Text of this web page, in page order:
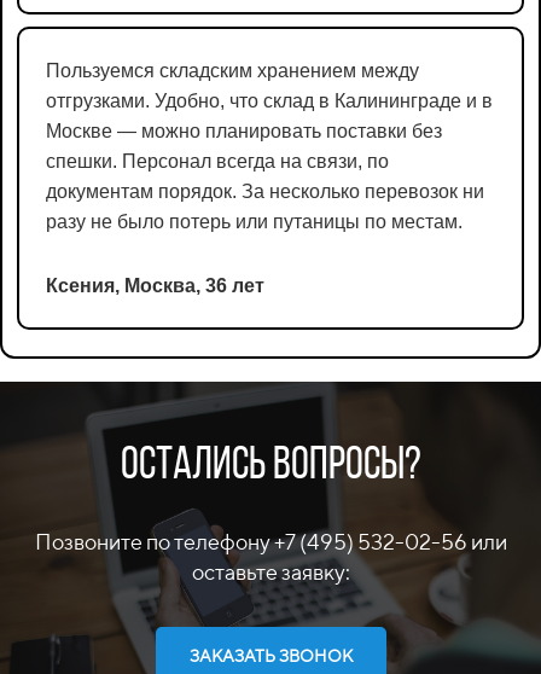
Пользуемся складским хранением между
отгрузками. Удобно, что склад в Калининграде и в
Москве — можно планировать поставки без
спешки. Персонал всегда на связи, по
документам порядок. За несколько перевозок ни
разу не было потерь или путаницы по местам.
Ксения, Москва, 36 лет
Остались вопросы?
Позвоните по телефону +7 (495) 532-02-56 или
оставьте заявку:
ЗАКАЗАТЬ ЗВОНОК